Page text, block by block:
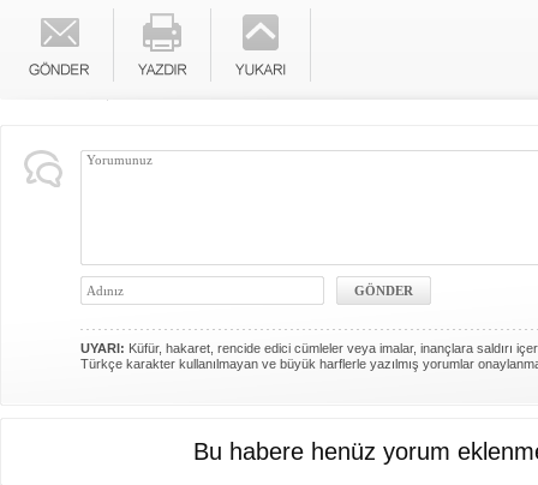
UYARI: Küfür, hakaret, rencide edici cümleler veya imalar, inançlara saldırı
Türkçe karakter kullanılmayan ve büyük harflerle yazılmış yorumlar
Bu habere henüz yorum